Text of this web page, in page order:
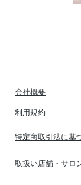
​会社概要
​利用規約
特定商取引法に基
取扱い店舗・サロ